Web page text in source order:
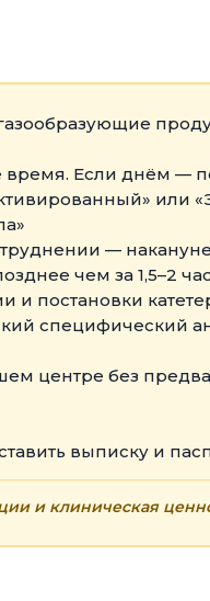
время. Если днём
или
—
чем за 1,5–2
и постановки
центре без
выписку и
и клиническая